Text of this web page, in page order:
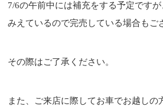
7/6の午前中には補充をする予定です
みえているので完売している場合もご
その際はご了承ください。
また、ご来店に際してお車でお越しの